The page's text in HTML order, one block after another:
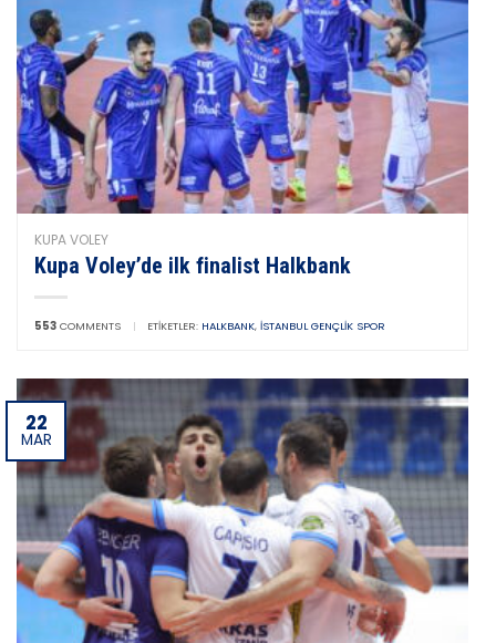
KUPA VOLEY
Kupa Voley’de ilk finalist Halkbank
553 COMMENTS | ETIKETLER: HALKBANK, İSTANBUL GENÇLIK SPOR
22
MAR